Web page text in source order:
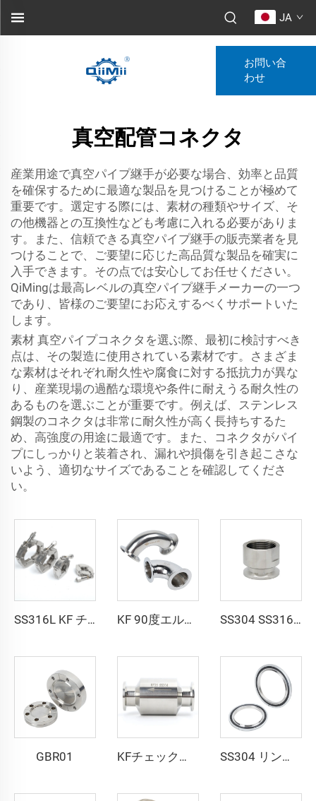
JA
お問い合
わせ
真空配管コネクタ
産業用途で真空パイプ継手が必要な場合、効率と品質
を確保するために最適な製品を見つけることが極めて
重要です。選定する際には、素材の種類やサイズ、そ
の他機器との互換性なども考慮に入れる必要がありま
す。また、信頼できる真空パイプ継手の販売業者を見
つけることで、ご要望に応じた高品質な製品を確実に
入手できます。その点では安心してお任せください。
QiMingは最高レベルの真空パイプ継手メーカーの一つ
であり、皆様のご要望にお応えするべくサポートいた
します。
素材 真空パイプコネクタを選ぶ際、最初に検討すべき
点は、その製造に使用されている素材です。さまざま
な素材はそれぞれ耐久性や腐食に対する抵抗力が異な
り、産業現場の過酷な環境や条件に耐えうる耐久性の
あるものを選ぶことが重要です。例えば、ステンレス
鋼製のコネクタは非常に耐久性が高く長持ちするた
め、高強度の用途に最適です。また、コネクタがパイ
プにしっかりと装着され、漏れや損傷を引き起こさな
いよう、適切なサイズであることを確認してくださ
い。
SS316L KF チェーンクランプ 真空継手フランジ KF16/KF25/KF40/KF50 ステンレス鋼真空クランプ NW16-NW50 KF 90度エルボ NW25/NW40 真空継手 コネクタ ステンレス鋼 KF16/KF25/KF40/KF50 エルボ SS304 SS316L 90°エルボ SS304 SS316L KF/NW メスアダプタ ステンレス鋼 真空ファーリング接続継手 PT/NPTネジ KF16-KF50から1/8"-2"
GBR01 KFチェックバルブ SS304/SS316Lステンレス鋼製本体、FKMシール付き、KF16-KF50、ワンウェイクイックNW16-NW50真空フランジ SS304 リング NW16/NW25/NW40/NW50 Oリング（FKM EPDM NBR）ステンレス鋼真空継手 センターリング（リング付きおよびOリング付き）